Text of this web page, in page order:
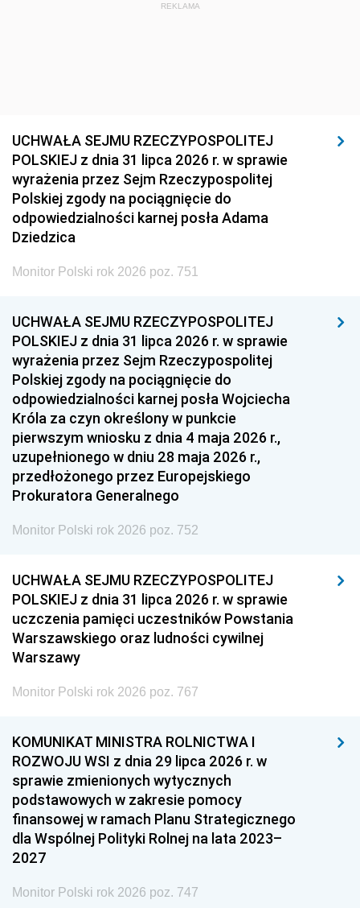
REKLAMA
UCHWAŁA SEJMU RZECZYPOSPOLITEJ
POLSKIEJ z dnia 31 lipca 2026 r. w sprawie
wyrażenia przez Sejm Rzeczypospolitej
Polskiej zgody na pociągnięcie do
odpowiedzialności karnej posła Adama
Dziedzica
Monitor Polski rok 2026 poz. 751
UCHWAŁA SEJMU RZECZYPOSPOLITEJ
POLSKIEJ z dnia 31 lipca 2026 r. w sprawie
wyrażenia przez Sejm Rzeczypospolitej
Polskiej zgody na pociągnięcie do
odpowiedzialności karnej posła Wojciecha
Króla za czyn określony w punkcie
pierwszym wniosku z dnia 4 maja 2026 r.,
uzupełnionego w dniu 28 maja 2026 r.,
przedłożonego przez Europejskiego
Prokuratora Generalnego
Monitor Polski rok 2026 poz. 752
UCHWAŁA SEJMU RZECZYPOSPOLITEJ
POLSKIEJ z dnia 31 lipca 2026 r. w sprawie
uczczenia pamięci uczestników Powstania
Warszawskiego oraz ludności cywilnej
Warszawy
Monitor Polski rok 2026 poz. 767
KOMUNIKAT MINISTRA ROLNICTWA I
ROZWOJU WSI z dnia 29 lipca 2026 r. w
sprawie zmienionych wytycznych
podstawowych w zakresie pomocy
finansowej w ramach Planu Strategicznego
dla Wspólnej Polityki Rolnej na lata 2023–
2027
Monitor Polski rok 2026 poz. 747